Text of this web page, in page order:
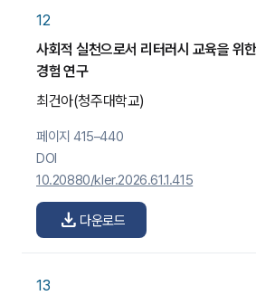
12
사회적 실천으로서 리터러시 교육을 위
경험 연구
다운로드
download
최건아(청주대학교)
페이지 415–440
DOI
10.20880/kler.2026.61.1.415
13